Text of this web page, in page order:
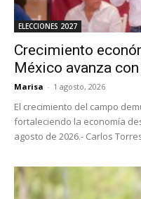
ELECCIONES 2027
Crecimiento
México avanza
Marisa - 1 agosto, 2026
El crecimiento del campo
fortaleciendo la economía
agosto de 2026.- Carlos